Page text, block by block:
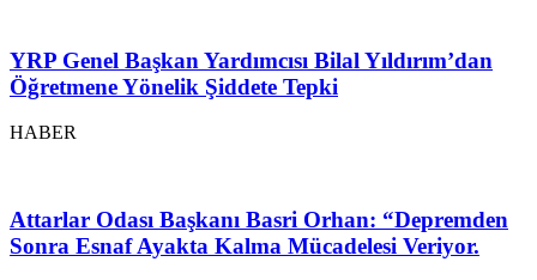
YRP Genel Başkan Yardımcısı Bilal Yıldırım’dan
Öğretmene Yönelik Şiddete Tepki
HABER
Attarlar Odası Başkanı Basri Orhan: “Depremden
Sonra Esnaf Ayakta Kalma Mücadelesi Veriyor.